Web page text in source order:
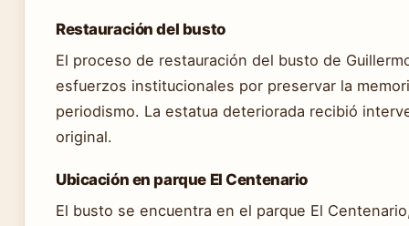
Restauración del busto
El proceso de restauración del busto de
esfuerzos institucionales por preservar la
periodismo. La estatua deteriorada recibió
original.
Ubicación en parque El Centenario
El busto se encuentra en el parque El